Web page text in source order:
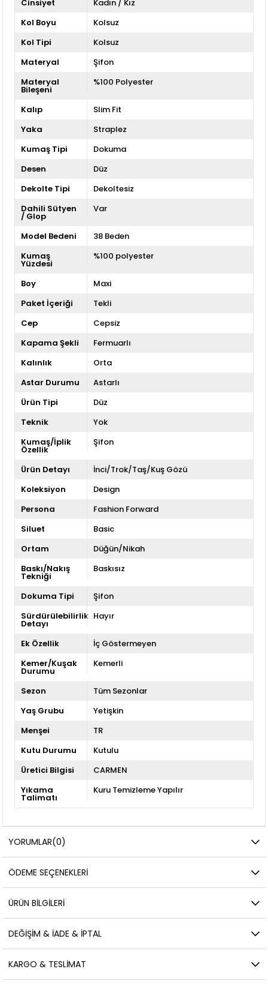
Cinsiyet
Kadın / Kız
Kol Boyu
Kolsuz
Kol Tipi
Kolsuz
Materyal
Şifon
Materyal
Bileşeni
%100 Polyester
Kalıp
Slim Fit
Yaka
Straplez
Kumaş Tipi
Dokuma
Desen
Düz
Dekolte Tipi
Dekoltesiz
Dahili Sütyen
/ Glop
Var
Model Bedeni
38 Beden
Kumaş
Yüzdesi
%100 polyester
Boy
Maxi
Paket İçeriği
Tekli
Cep
Cepsiz
Kapama Şekli
Fermuarlı
Kalınlık
Orta
Astar Durumu
Astarlı
Ürün Tipi
Düz
Teknik
Yok
Kumaş/İplik
Özellik
Şifon
Ürün Detayı
İnci/Trok/Taş/Kuş Gözü
Koleksiyon
Design
Persona
Fashion Forward
Siluet
Basic
Ortam
Düğün/Nikah
Baskı/Nakış
Tekniği
Baskısız
Dokuma Tipi
Şifon
Sürdürülebilirlik
Detayı
Hayır
Ek Özellik
İç Göstermeyen
Kemer/Kuşak
Durumu
Kemerli
Sezon
Tüm Sezonlar
Yaş Grubu
Yetişkin
Menşei
TR
Kutu Durumu
Kutulu
Üretici Bilgisi
CARMEN
Yıkama
Talimatı
Kuru Temizleme Yapılır
YORUMLAR(0)
ÖDEME SEÇENEKLERI
ÜRÜN BILGILERI
DEĞIŞIM & İADE & İPTAL
KARGO & TESLIMAT